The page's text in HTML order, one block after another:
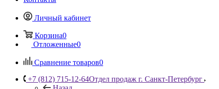
Личный кабинет
Корзина0
Отложенные0
Сравнение товаров0
+7 (812) 715-12-64Отдел продаж г. Санкт-Петербург